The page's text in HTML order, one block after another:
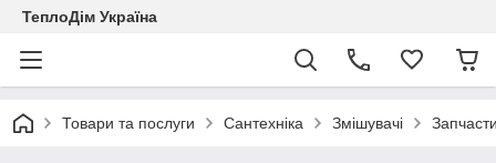
ТеплоДім Україна
Товари та послуги Сантехніка Змішувачі